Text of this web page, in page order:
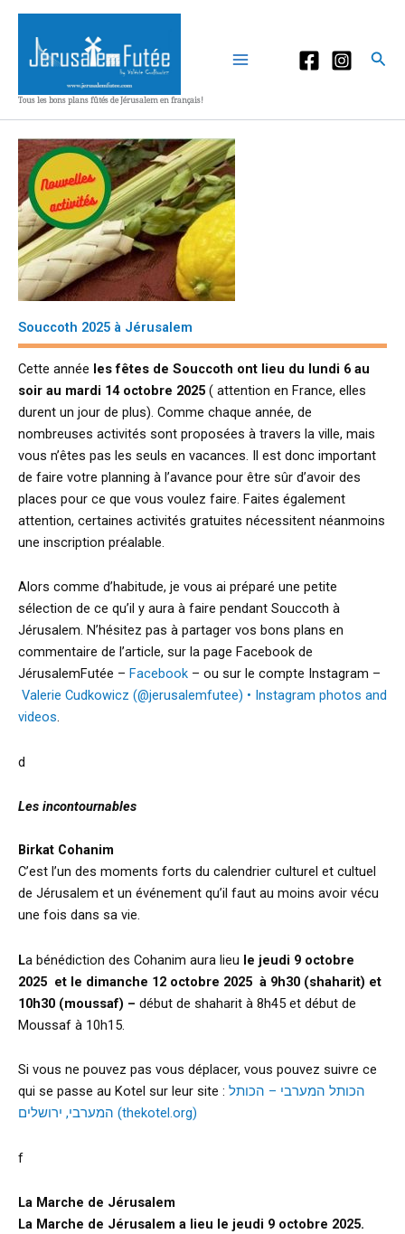
Aller
contenu
Tous les bons plans fûtés de Jérusalem en français!
Souccoth 2025 à Jérusalem
Cette année les fêtes de Souccoth ont lieu du lundi 6 au
soir au mardi 14 octobre 2025 ( attention en France, elles
durent un jour de plus). Comme chaque année, de
nombreuses activités sont proposées à travers la ville, mais
vous n’êtes pas les seuls en vacances. Il est donc important
de faire votre planning à l’avance pour être sûr d’avoir des
places pour ce que vous voulez faire. Faites également
attention, certaines activités gratuites nécessitent néanmoins
une inscription préalable.
Alors comme d’habitude, je vous ai préparé une petite
sélection de ce qu’il y aura à faire pendant Souccoth à
Jérusalem. N’hésitez pas à partager vos bons plans en
commentaire de l’article, sur la page Facebook de
JérusalemFutée – Facebook – ou sur le compte Instagram –
Valerie Cudkowicz (@jerusalemfutee) • Instagram photos and
videos.
d
Les incontournables
Birkat Cohanim
C’est l’un des moments forts du calendrier culturel et cultuel
de Jérusalem et un événement qu’il faut au moins avoir vécu
une fois dans sa vie.
La bénédiction des Cohanim aura lieu le jeudi 9 octobre
2025 et le dimanche 12 octobre 2025 à 9h30 (shaharit) et
10h30 (moussaf) – début de shaharit à 8h45 et début de
Moussaf à 10h15.
Si vous ne pouvez pas vous déplacer, vous pouvez suivre ce
qui se passe au Kotel sur leur site : הכותל המערבי – הכותל
המערבי, ירושלים (thekotel.org)
f
La Marche de Jérusalem
La Marche de Jérusalem a lieu le jeudi 9 octobre 2025.